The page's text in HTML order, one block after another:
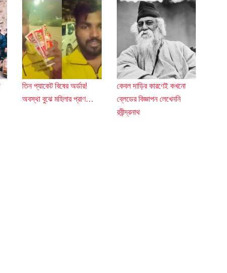
তিন প্যাকেট বিষের অর্ডার!
অবস্থা বুঝে মহিলার প্রাণ…
কেবল দাড়ির কারণেই কখনো
ব্লেডের বিজ্ঞাপন লেখেননি
রবীন্দ্রনাথ